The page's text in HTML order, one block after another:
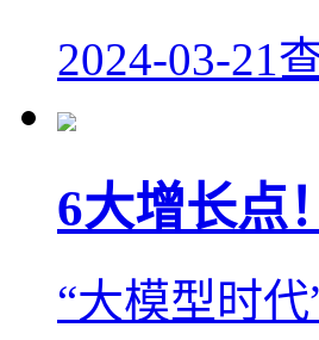
2024-03-21
6大增长点
“大模型时